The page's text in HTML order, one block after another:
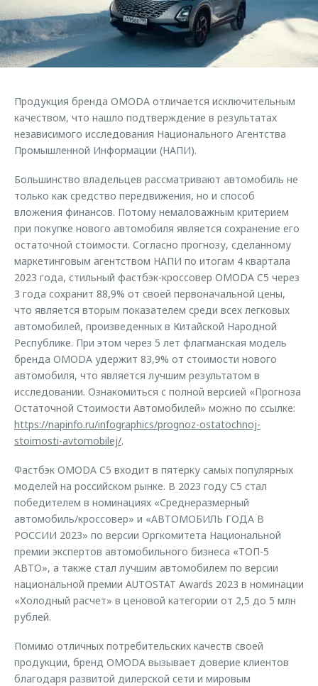
Страхование
Кредитный калькулятор
Аксессуары
Оригинальные аксессуары
Запчасти
Калькулятор трейд-ин
Клиентская поддержка
O&J Автоклуб
Клуб владельцев OMODA
Аксессуары
Одежда и сувениры
Запчасти
Обратная связь
Продукция бренда OMODA отличается исключительным
качеством, что нашло подтверждение в результатах
независимого исследования Национального Агентства
Промышленной Информации (НАПИ).
Большинство владельцев рассматривают автомобиль не
только как средство передвижения, но и способ
вложения финансов. Потому немаловажным критерием
при покупке нового автомобиля является сохранение его
остаточной стоимости. Согласно прогнозу, сделанному
маркетинговым агентством НАПИ по итогам 4 квартала
2023 года, стильный фастбэк-кроссовер OMODA C5 через
3 года сохранит 88,9% от своей первоначальной цены,
что является вторым показателем среди всех легковых
автомобилей, произведенных в Китайской Народной
Республике. При этом через 5 лет флагманская модель
бренда OMODA удержит 83,9% от стоимости нового
автомобиля, что является лучшим результатом в
исследовании. Ознакомиться с полной версией «Прогноза
Остаточной Стоимости Автомобилей» можно по ссылке:
https://napinfo.ru/infographics/prognoz-ostatochnoj-
stoimosti-avtomobilej/.
Фастбэк OMODA C5 входит в пятерку самых популярных
моделей на российском рынке. В 2023 году C5 стал
победителем в номинациях «Среднеразмерный
автомобиль/кроссовер» и «АВТОМОБИЛЬ ГОДА В
РОССИИ 2023» по версии Оргкомитета Национальной
премии экспертов автомобильного бизнеса «ТОП-5
АВТО», а также стал лучшим автомобилем по версии
национальной премии AUTOSTAT Awards 2023 в номинации
«Холодный расчет» в ценовой категории от 2,5 до 5 млн
рублей.
Помимо отличных потребительских качеств своей
продукции, бренд OMODA вызывает доверие клиентов
благодаря развитой дилерской сети и мировым